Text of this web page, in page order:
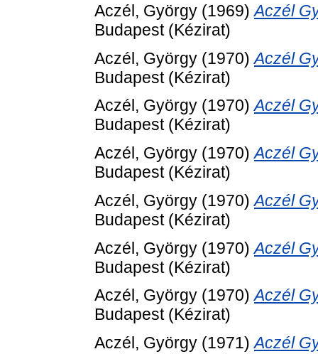
Aczél, György (1969)Aczél
Budapest (Kézirat)
Aczél, György (1970)Aczél
Budapest (Kézirat)
Aczél, György (1970)Aczél
Budapest (Kézirat)
Aczél, György (1970)Aczél
Budapest (Kézirat)
Aczél, György (1970)Aczél
Budapest (Kézirat)
Aczél, György (1970)Aczél
Budapest (Kézirat)
Aczél, György (1970)Aczél
Budapest (Kézirat)
Aczél, György (1971)Aczél